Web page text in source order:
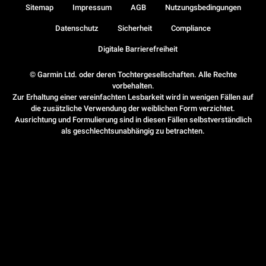
© Garmin Ltd. oder deren Tochtergesellschaften. Alle Rechte
vorbehalten.
Zur Erhaltung einer vereinfachten Lesbarkeit wird in wenigen Fällen auf
die zusätzliche Verwendung der weiblichen Form verzichtet.
Ausrichtung und Formulierung sind in diesen Fällen selbstverständlich
als geschlechtsunabhängig zu betrachten.
Sitemap Impressum AGB Nutzungsbedingungen
Datenschutz Sicherheit Compliance
Digitale Barrierefreiheit